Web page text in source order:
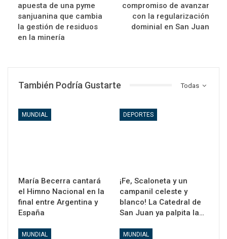
apuesta de una pyme
sanjuanina que cambia
la gestión de residuos
en la minería
compromiso de avanzar
con la regularización
dominial en San Juan
Todas
También Podría Gustarte
MUNDIAL
María Becerra cantará
el Himno Nacional en la
final entre Argentina y
España
DEPORTES
¡Fe, Scaloneta y un
campanil celeste y
blanco! La Catedral de
San Juan ya palpita la…
MUNDIAL MUNDIAL